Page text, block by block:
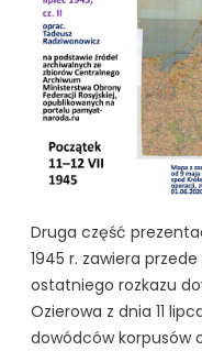
Druga część
1945 r. zawiera
ostatniego rozkazu
Ozierowa z dnia 11
dowódców korpusów